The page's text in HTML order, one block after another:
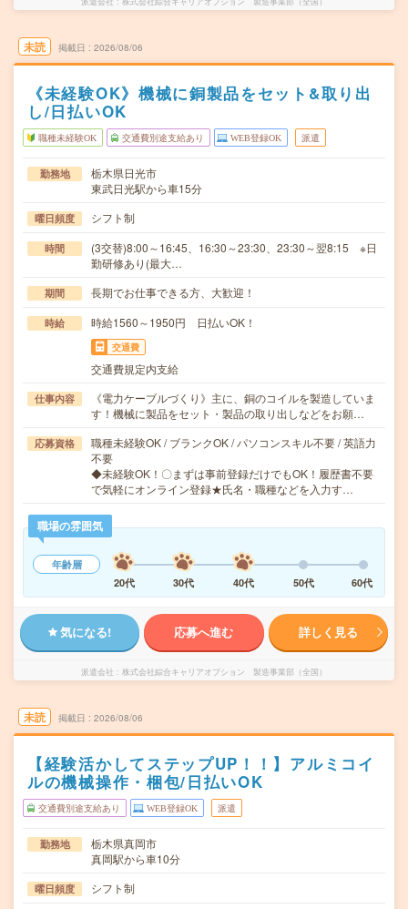
未読 掲載日 2026/08/06
《未経験OK》機械に銅製品をセット&取り出
し/日払いOK
職種未経験OK 交通費別途支給あり WEB登録OK 派遣
勤務地
栃木県日光市
東武日光駅から車15分
曜日頻度 シフト制
時間
(3交替)8:00～16:45、16:30～23:30、23:30～翌8:15 ※日
勤研修あり(最大…
期間 長期でお仕事できる方、大歓迎！
時給 時給1560～1950円 日払いOK！
交通費
交通費規定内支給
仕事内容
《電力ケーブルづくり》主に、銅のコイルを製造していま
す！機械に製品をセット・製品の取り出しなどをお願…
応募資格
職種未経験OK / ブランクOK / パソコンスキル不要 / 英語力
不要
◆未経験OK！〇まずは事前登録だけでもOK！履歴書不要
で気軽にオンライン登録★氏名・職種などを入力す…
職場の雰囲気
年齢層
20代
30代 40代 50代 60代
気になる! 応募へ進む 詳しく見る
派遣会社 株式会社綜合キャリアオプション 製造事業部（全国）
未読 掲載日 2026/08/06
【経験活かしてステップUP！！】アルミコイ
ルの機械操作・梱包/日払いOK
交通費別途支給あり WEB登録OK 派遣
勤務地
栃木県真岡市
真岡駅から車10分
曜日頻度 シフト制